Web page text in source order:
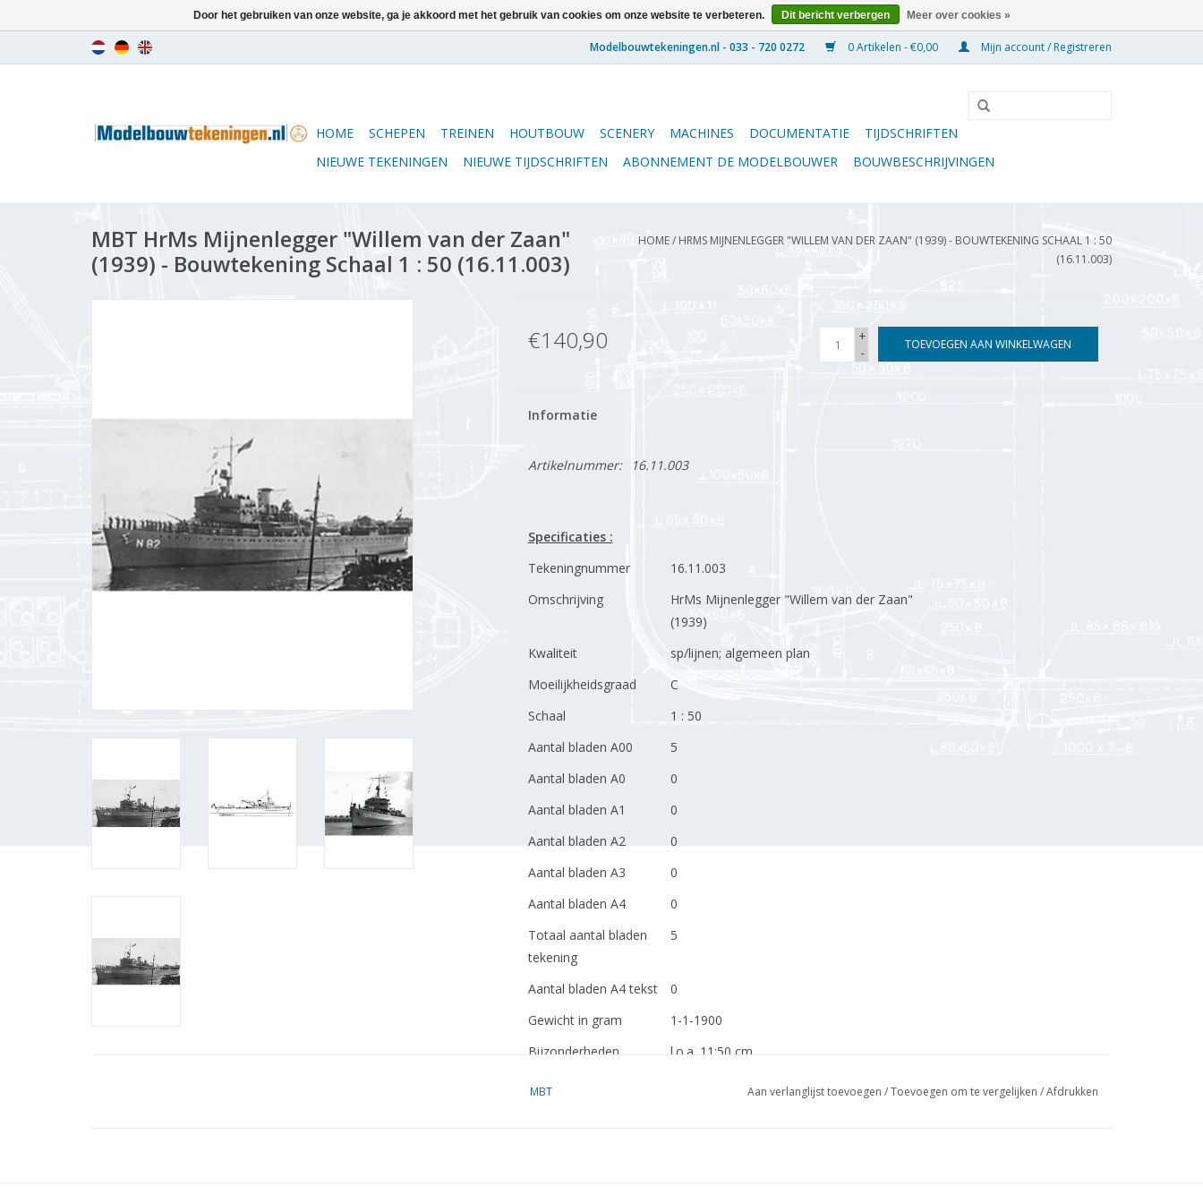
0 Artikelen - €0,00 Mijn account / Registreren
HOME SCHEPEN TREINEN HOUTBOUW SCENERY MACHINES DOCUMENTATIE
TIJDSCHRIFTEN
NIEUWE TEKENINGEN
NIEUWE TIJDSCHRIFTEN ABONNEMENT DE MODELBOUWER BOUWBESCHRIJVINGEN
MBT HrMs Mijnenlegger "Willem van der Zaan"
(1939) - Bouwtekening Schaal 1 : 50 (16.11.003)
HOME/ HRMS MIJNENLEGGER "WILLEM VAN DER ZAAN" (1939) - BOUWTEKENING SCHAAL 1 : 50
(16.11.003)
€140,90
+
-
TOEVOEGEN AAN WINKELWAGEN
Informatie
Artikelnummer: 16.11.003
Specificaties :
Tekeningnummer
16.11.003
Omschrijving
HrMs Mijnenlegger "Willem van der Zaan"
(1939)
Kwaliteit
sp/lijnen; algemeen plan
Moeilijkheidsgraad
C
Schaal
1 : 50
Aantal bladen A00
5
Aantal bladen A0
0
Aantal bladen A1
0
Aantal bladen A2
0
Aantal bladen A3
0
Aantal bladen A4
0
Totaal aantal bladen
tekening
5
Aantal bladen A4 tekst
0
Gewicht in gram
1-1-1900
Bijzonderheden
l.o.a. 11:50 cm
zie 10.11.003 voor een
MBT Aan verlanglijst toevoegen /Toevoegen om te vergelijken /Afdrukken
Door het gebruiken van onze website, ga je akkoord met het gebruik van cookies om onze website te verbeteren. Dit bericht verbergen Meer over cookies »